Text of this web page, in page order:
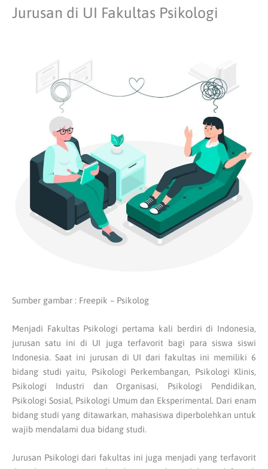
Jurusan di UI Fakultas Psikologi
Sumber gambar : Freepik – Psikolog
Menjadi Fakultas Psikologi pertama kali berdiri di Indonesia,
jurusan satu ini di UI juga terfavorit bagi para siswa siswi
Indonesia. Saat ini jurusan di UI dari fakultas ini memiliki 6
bidang studi yaitu, Psikologi Perkembangan, Psikologi Klinis,
Psikologi Industri dan Organisasi, Psikologi Pendidikan,
Psikologi Sosial, Psikologi Umum dan Eksperimental. Dari enam
bidang studi yang ditawarkan, mahasiswa diperbolehkan untuk
wajib mendalami dua bidang studi.
Jurusan Psikologi dari fakultas ini juga menjadi yang terfavorit